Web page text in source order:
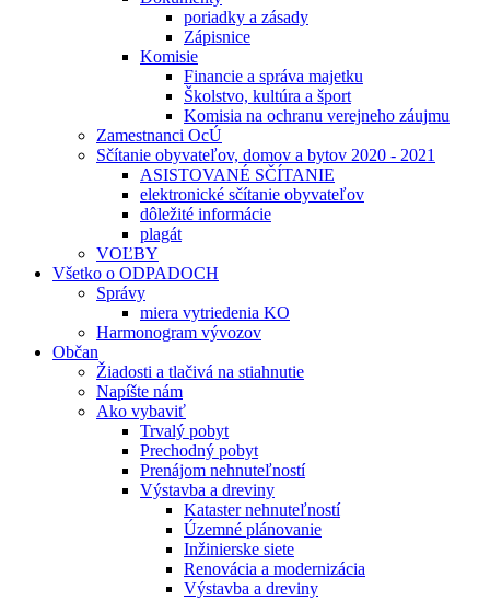
poriadky a zásady
Zápisnice
Komisie
Financie a správa majetku
Školstvo, kultúra a šport
Komisia na ochranu verejneho záujmu
Zamestnanci OcÚ
Sčítanie obyvateľov, domov a bytov 2020 - 2021
ASISTOVANÉ SČÍTANIE
elektronické sčítanie obyvateľov
dôležité informácie
plagát
VOĽBY
Všetko o ODPADOCH
Správy
miera vytriedenia KO
Harmonogram vývozov
Občan
Žiadosti a tlačivá na stiahnutie
Napíšte nám
Ako vybaviť
Trvalý pobyt
Prechodný pobyt
Prenájom nehnuteľností
Výstavba a dreviny
Kataster nehnuteľností
Územné plánovanie
Inžinierske siete
Renovácia a modernizácia
Výstavba a dreviny